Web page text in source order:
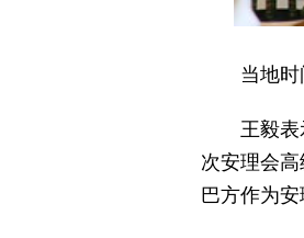
当地
王毅
次安理会
巴方作为